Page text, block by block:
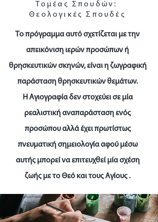
Τομέας Σπουδών:
Θεολογικές Σπουδές
Το πρόγραμμα αυτό σχετίζεται με την
απεικόνιση ιερών προσώπων ή
θρησκευτικών σκηνών, είναι η ζωγραφική
παράσταση θρησκευτικών θεμάτων.
Η Αγιογραφία δεν στοχεύει σε μία
ρεαλιστική αναπαράσταση ενός
προσώπου αλλά έχει πρωτίστως
πνευματική σημειολογία αφού μέσω
αυτής μπορεί να επιτευχθεί μία σχέση
ζωής με το Θεό και τους Αγίους .